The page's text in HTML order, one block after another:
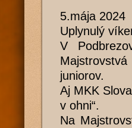
5.mája 2024
Uplynulý
V
juniorov.
Aj MKK
v ohni“.
Na